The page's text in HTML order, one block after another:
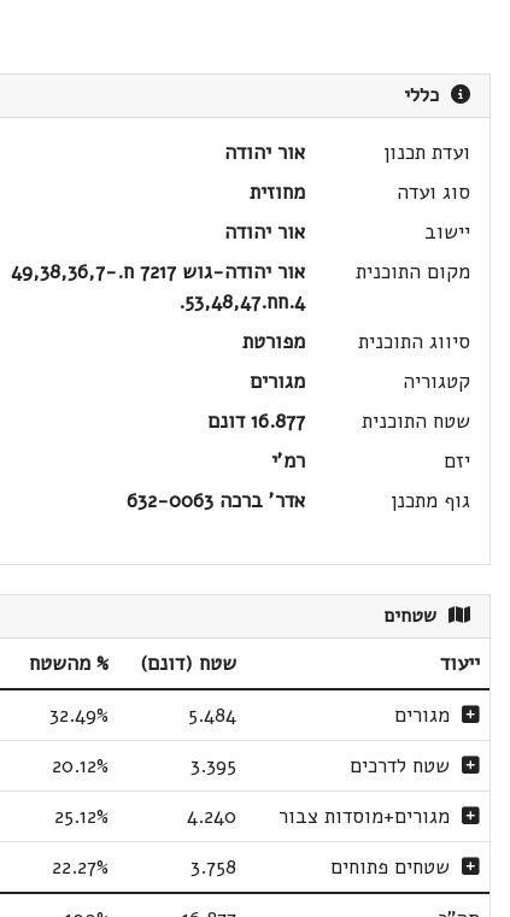
כללי
ועדת תכנון
אור יהודה
סוג ועדה
מחוזית
יישוב
אור יהודה
מקום התוכנית
אור יהודה-גוש 7217 ח.49,38,36,7-
4.חח.53,48,47.
סיווג התוכנית
מפורטת
קטגוריה
מגורים
שטח התוכנית
16.877 דונם
יזם
רמ'י
גוף מתכנן
אדר' ברכה 632-0063
שטחים
ייעוד שטח (דונם) % מהשטח
מגורים
5.484
32.49%
שטח לדרכים
3.395
20.12%
מגורים+מוסדות צבור
4.240
25.12%
שטחים פתוחים
3.758
22.27%